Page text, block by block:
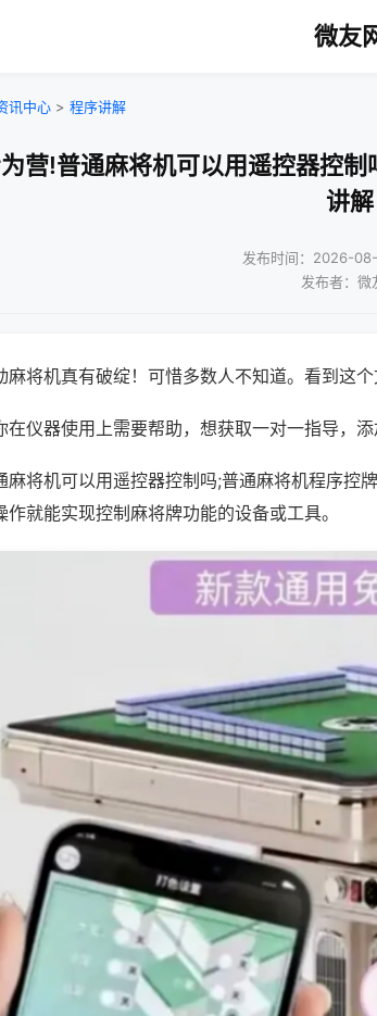
微友
讯中心 > 程序讲解
营!普通麻将机可以用遥控器控
讲解
发布时间：2026-
发布者：微
麻将机真有破绽！可惜多数人不知道。看到这个
在仪器使用上需要帮助，想获取一对一指导，
麻将机可以用遥控器控制吗;普通麻将机程序控
作就能实现控制麻将牌功能的设备或工具。